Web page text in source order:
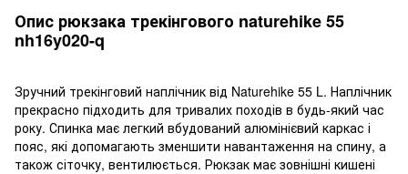
Опис рюкзака трекінгового naturehike 55
nh16y020-q
Зручний трекінговий наплічник від Naturehike 55 L. Наплічник
прекрасно підходить для тривалих походів в будь-який час
року. Спинка має легкий вбудований алюмінієвий каркас і
пояс, які допомагають зменшити навантаження на спину, а
також сіточку, вентилюється. Рюкзак має зовнішні кишені